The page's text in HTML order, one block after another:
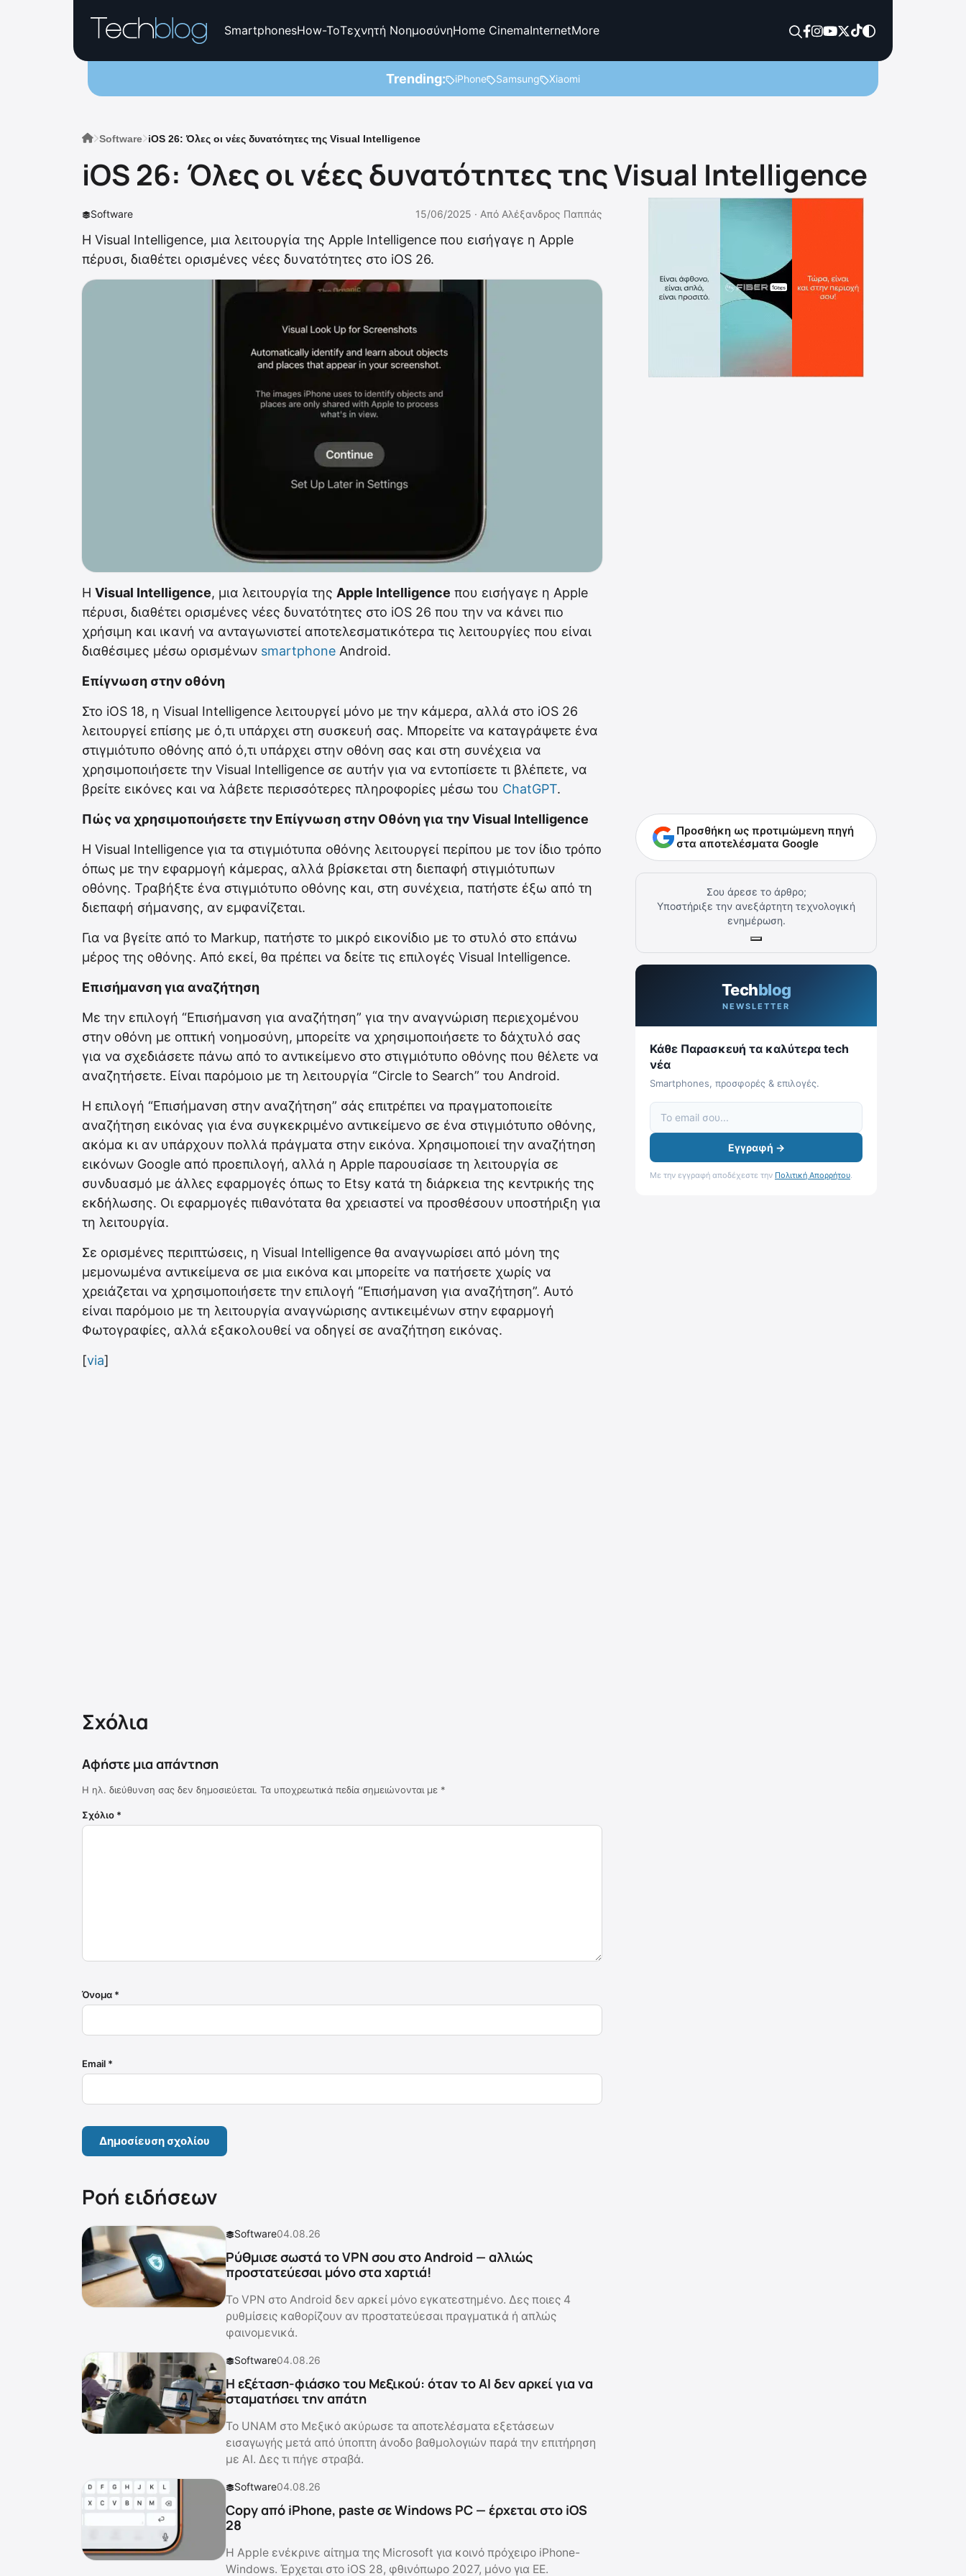
SmartphonesHow-ToΤεχνητή ΝοημοσύνηHome CinemaInternetMore
Trending: iPhone Samsung Xiaomi
Software iOS 26: Όλες οι νέες δυνατότητες της Visual Intelligence
iOS 26: Όλες οι νέες δυνατότητες της Visual Intelligence
Software 15/06/2025 · Από Αλέξανδρος Παππάς
H Visual Intelligence, μια λειτουργία της Apple Intelligence που εισήγαγε η Apple
πέρυσι, διαθέτει ορισμένες νέες δυνατότητες στο iOS 26.
H Visual Intelligence, μια λειτουργία της Apple Intelligence που εισήγαγε η Apple
πέρυσι, διαθέτει ορισμένες νέες δυνατότητες στο iOS 26 που την να κάνει πιο
χρήσιμη και ικανή να ανταγωνιστεί αποτελεσματικότερα τις λειτουργίες που είναι
διαθέσιμες μέσω ορισμένων smartphone Android.
Επίγνωση στην οθόνη
Στο iOS 18, η Visual Intelligence λειτουργεί μόνο με την κάμερα, αλλά στο iOS 26
λειτουργεί επίσης με ό,τι υπάρχει στη συσκευή σας. Μπορείτε να καταγράψετε ένα
στιγμιότυπο οθόνης από ό,τι υπάρχει στην οθόνη σας και στη συνέχεια να
χρησιμοποιήσετε την Visual Intelligence σε αυτήν για να εντοπίσετε τι βλέπετε, να
βρείτε εικόνες και να λάβετε περισσότερες πληροφορίες μέσω του ChatGPT.
Πώς να χρησιμοποιήσετε την Επίγνωση στην Οθόνη για την Visual Intelligence
Η Visual Intelligence για τα στιγμιότυπα οθόνης λειτουργεί περίπου με τον ίδιο τρόπο
όπως με την εφαρμογή κάμερας, αλλά βρίσκεται στη διεπαφή στιγμιότυπων
οθόνης. Τραβήξτε ένα στιγμιότυπο οθόνης και, στη συνέχεια, πατήστε έξω από τη
διεπαφή σήμανσης, αν εμφανίζεται.
Για να βγείτε από το Markup, πατήστε το μικρό εικονίδιο με το στυλό στο επάνω
μέρος της οθόνης. Από εκεί, θα πρέπει να δείτε τις επιλογές ‌Visual Intelligence.
Επισήμανση για αναζήτηση
Με την επιλογή “Επισήμανση για αναζήτηση” για την αναγνώριση περιεχομένου
στην οθόνη με οπτική νοημοσύνη, μπορείτε να χρησιμοποιήσετε το δάχτυλό σας
για να σχεδιάσετε πάνω από το αντικείμενο στο στιγμιότυπο οθόνης που θέλετε να
αναζητήσετε. Είναι παρόμοιο με τη λειτουργία “Circle to Search” του Android.
Η επιλογή “Επισήμανση στην αναζήτηση” σάς επιτρέπει να πραγματοποιείτε
αναζήτηση εικόνας για ένα συγκεκριμένο αντικείμενο σε ένα στιγμιότυπο οθόνης,
ακόμα κι αν υπάρχουν πολλά πράγματα στην εικόνα. Χρησιμοποιεί την αναζήτηση
εικόνων Google από προεπιλογή, αλλά η Apple παρουσίασε τη λειτουργία σε
συνδυασμό με άλλες εφαρμογές όπως το Etsy κατά τη διάρκεια της κεντρικής της
εκδήλωσης. Οι εφαρμογές πιθανότατα θα χρειαστεί να προσθέσουν υποστήριξη για
τη λειτουργία.
Σε ορισμένες περιπτώσεις, η ‌Visual Intelligence θα αναγνωρίσει από μόνη της
μεμονωμένα αντικείμενα σε μια εικόνα και μπορείτε να πατήσετε χωρίς να
χρειάζεται να χρησιμοποιήσετε την επιλογή “Επισήμανση για αναζήτηση”. Αυτό
είναι παρόμοιο με τη λειτουργία αναγνώρισης αντικειμένων στην εφαρμογή
Φωτογραφίες, αλλά εξακολουθεί να οδηγεί σε αναζήτηση εικόνας.
[via]
Σχόλια
Αφήστε μια απάντηση
Η ηλ. διεύθυνση σας δεν δημοσιεύεται. Τα υποχρεωτικά πεδία σημειώνονται με *
Σχόλιο *
Όνομα *
Email *
Ροή ειδήσεων
Software04.08.26
Ρύθμισε σωστά το VPN σου στο Android — αλλιώς
προστατεύεσαι μόνο στα χαρτιά!
Το VPN στο Android δεν αρκεί μόνο εγκατεστημένο. Δες ποιες 4
ρυθμίσεις καθορίζουν αν προστατεύεσαι πραγματικά ή απλώς
φαινομενικά.
Software04.08.26
Η εξέταση-φιάσκο του Μεξικού: όταν το AI δεν αρκεί για να
σταματήσει την απάτη
Το UNAM στο Μεξικό ακύρωσε τα αποτελέσματα εξετάσεων
εισαγωγής μετά από ύποπτη άνοδο βαθμολογιών παρά την επιτήρηση
με AI. Δες τι πήγε στραβά.
Software04.08.26
Copy από iPhone, paste σε Windows PC — έρχεται στο iOS
28
Η Apple ενέκρινε αίτημα της Microsoft για κοινό πρόχειρο iPhone-
Windows. Έρχεται στο iOS 28, φθινόπωρο 2027, μόνο για ΕΕ.
Προσθήκη ως προτιμώμενη πηγή
στα αποτελέσματα Google
Σου άρεσε το άρθρο;
Υποστήριξε την ανεξάρτητη τεχνολογική
ενημέρωση.
Techblog
NEWSLETTER
Κάθε Παρασκευή τα καλύτερα tech
νέα
Smartphones, προσφορές & επιλογές.
Εγγραφή →
Με την εγγραφή αποδέχεστε την Πολιτική Απορρήτου.